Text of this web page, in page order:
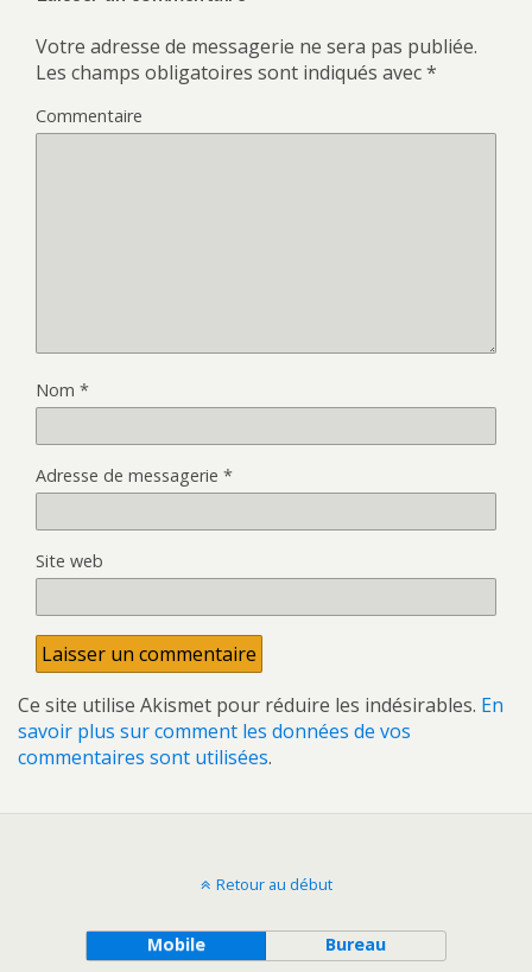
Votre adresse de messagerie ne sera pas publiée.
Les champs obligatoires sont indiqués avec*
Commentaire
Nom *
Adresse de messagerie *
Site web
Ce site utilise Akismet pour réduire les indésirables. En
savoir plus sur comment les données de vos
commentaires sont utilisées.
Retour au début
Mobile Bureau